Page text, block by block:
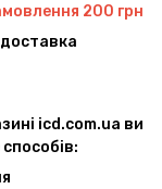
200 грн
icd.com.ua ви